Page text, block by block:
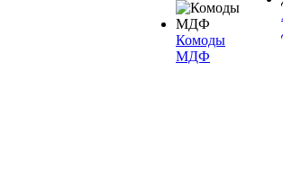
Комоды
МДФ